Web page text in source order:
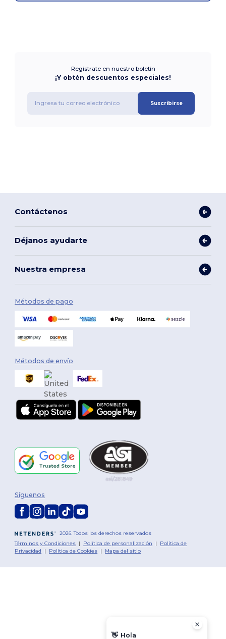
Regístrate en nuestro boletín
¡Y obtén descuentos especiales!
Suscribirse
Contáctenos
Déjanos ayudarte
Nuestra empresa
Métodos de pago
Métodos de envío
2026. Todos los derechos reservados
Términos y Condiciones | Política de personalización | Política de
Privacidad | Política de Cookies | Mapa del sitio
Síguenos
👋 Hola